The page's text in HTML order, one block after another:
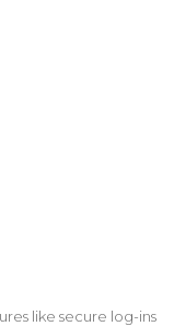
like secure log-ins